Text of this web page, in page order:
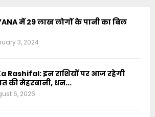
में 29 लाख लोगों के पानी का बिल
3, 2024
Rashifal: इन राशियों पर आज रहेगी
की मेहरबानी, धन...
6, 2026